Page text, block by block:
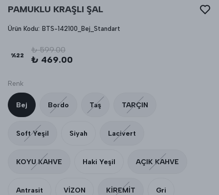
PAMUKLU KRAŞLI ŞAL
Ürün Kodu: BTS-142100_Bej_Standart
%22
₺ 599.00
₺ 469.00
Renk
Bej Bordo Taş TARÇIN
Soft Yeşil Siyah Lacivert
KOYU KAHVE Haki Yeşil AÇIK KAHVE
Antrasit VİZON KİREMİT Gri